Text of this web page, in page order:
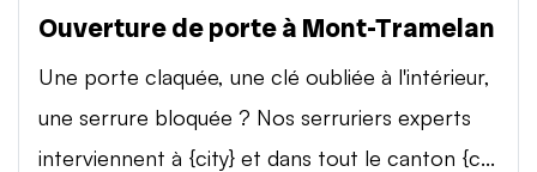
Ouverture de porte à Mont-Tramelan
Une porte claquée, une clé oubliée à l'intérieur,
une serrure bloquée ? Nos serruriers experts
interviennent à {city} et dans tout le canton {c...